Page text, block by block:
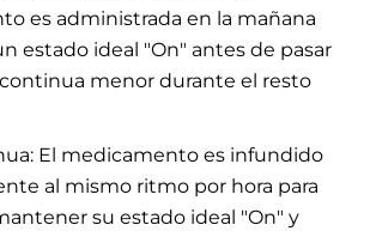
es administrada en la mañana
estado ideal "On" antes de pasar
menor durante el resto
El medicamento es infundido
al mismo ritmo por hora para
su estado ideal "On" y